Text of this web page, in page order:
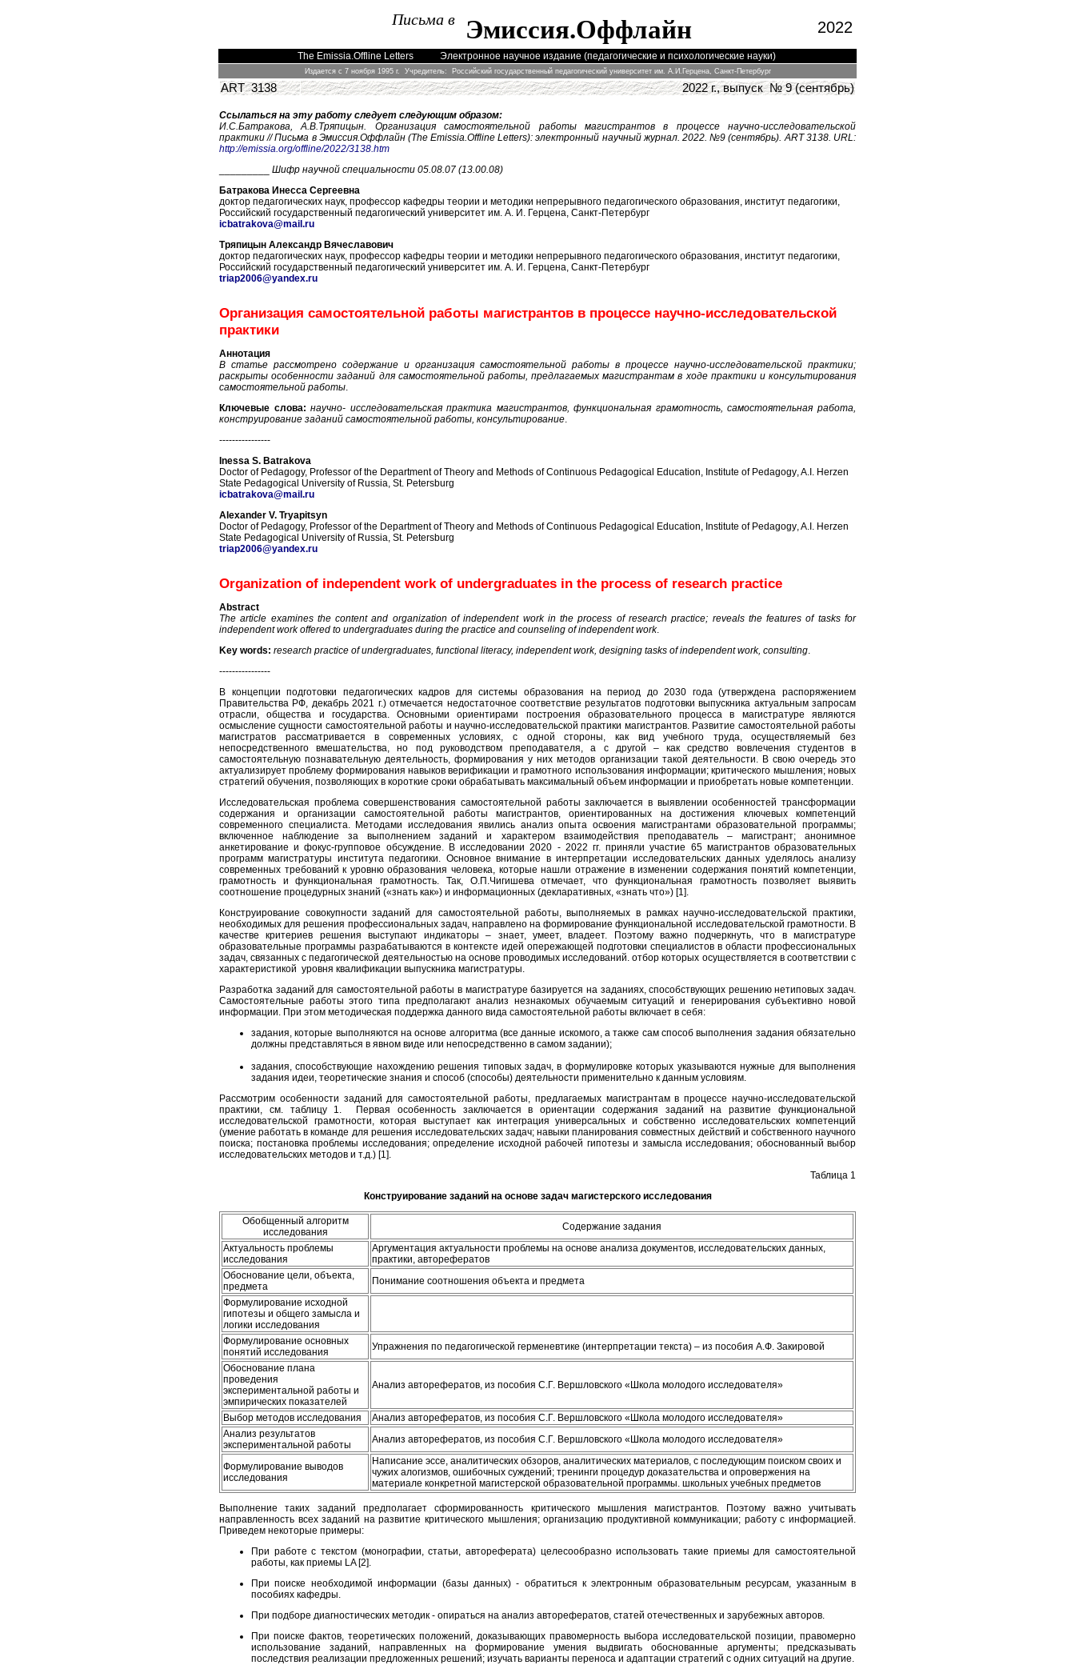
Письма в Эмиссия.Оффлайн 2022
The Emissia.Offline Letters Электронное научное издание (педагогические и психологические науки)
Издается с 7 ноября 1995 г. Учредитель: Российский государственный педагогический университет им. А.И.Герцена, Санкт-Петербург
ART 3138 2022 г., выпуск № 9 (сентябрь)
Ссылаться на эту работу следует следующим образом:
И.С.Батракова, А.В.Тряпицын. Организация самостоятельной работы магистрантов в процессе научно-исследовательской
практики // Письма в Эмиссия.Оффлайн (The Emissia.Offline Letters): электронный научный журнал. 2022. №9 (сентябрь). ART 3138. URL:
http://emissia.org/offline/2022/3138.htm
Шифр научной специальности 05.08.07 (13.00.08)
Батракова Инесса Сергеевна
доктор педагогических наук, профессор кафедры теории и методики непрерывного педагогического образования, институт педагогики,
Российский государственный педагогический университет им. А. И. Герцена, Санкт-Петербург
icbatrakova@mail.ru
Тряпицын Александр Вячеславович
доктор педагогических наук, профессор кафедры теории и методики непрерывного педагогического образования, институт педагогики,
Российский государственный педагогический университет им. А. И. Герцена, Санкт-Петербург
triap2006@yandex.ru
Организация самостоятельной работы магистрантов в процессе научно-исследовательской
практики
Аннотация
В статье рассмотрено содержание и организация самостоятельной работы в процессе научно-исследовательской практики;
раскрыты особенности заданий для самостоятельной работы, предлагаемых магистрантам в ходе практики и консультирования
самостоятельной работы.
Ключевые слова: научно- исследовательская практика магистрантов, функциональная грамотность, самостоятельная работа,
конструирование заданий самостоятельной работы, консультирование.
----------------
Inessa S. Batrakova
Doctor of Pedagogy, Professor of the Department of Theory and Methods of Continuous Pedagogical Education, Institute of Pedagogy, A.I. Herzen
State Pedagogical University of Russia, St. Petersburg
icbatrakova@mail.ru
Alexander V. Tryapitsyn
Doctor of Pedagogy, Professor of the Department of Theory and Methods of Continuous Pedagogical Education, Institute of Pedagogy, A.I. Herzen
State Pedagogical University of Russia, St. Petersburg
triap2006@yandex.ru
Organization of independent work of undergraduates in the process of research practice
Abstract
The article examines the content and organization of independent work in the process of research practice; reveals the features of tasks for
independent work offered to undergraduates during the practice and counseling of independent work.
Key words: research practice of undergraduates, functional literacy, independent work, designing tasks of independent work, consulting.
----------------
В концепции подготовки педагогических кадров для системы образования на период до 2030 года (утверждена распоряжением
Правительства РФ, декабрь 2021 г.) отмечается недостаточное соответствие результатов подготовки выпускника актуальным запросам
отрасли, общества и государства. Основными ориентирами построения образовательного процесса в магистратуре являются
осмысление сущности самостоятельной работы и научно-исследовательской практики магистрантов. Развитие самостоятельной работы
магистратов рассматривается в современных условиях, с одной стороны, как вид учебного труда, осуществляемый без
непосредственного вмешательства, но под руководством преподавателя, а с другой – как средство вовлечения студентов в
самостоятельную познавательную деятельность, формирования у них методов организации такой деятельности. В свою очередь это
актуализирует проблему формирования навыков верификации и грамотного использования информации; критического мышления; новых
стратегий обучения, позволяющих в короткие сроки обрабатывать максимальный объем информации и приобретать новые компетенции.
Исследовательская проблема совершенствования самостоятельной работы заключается в выявлении особенностей трансформации
содержания и организации самостоятельной работы магистрантов, ориентированных на достижения ключевых компетенций
современного специалиста. Методами исследования явились анализ опыта освоения магистрантами образовательной программы;
включенное наблюдение за выполнением заданий и характером взаимодействия преподаватель – магистрант; анонимное
анкетирование и фокус-групповое обсуждение. В исследовании 2020 - 2022 гг. приняли участие 65 магистрантов образовательных
программ магистратуры института педагогики. Основное внимание в интерпретации исследовательских данных уделялось анализу
современных требований к уровню образования человека, которые нашли отражение в изменении содержания понятий компетенции,
грамотность и функциональная грамотность. Так, О.П.Чигишева отмечает, что функциональная грамотность позволяет выявить
соотношение процедурных знаний («знать как») и информационных (декларативных, «знать что») [1].
Конструирование совокупности заданий для самостоятельной работы, выполняемых в рамках научно-исследовательской практики,
необходимых для решения профессиональных задач, направлено на формирование функциональной исследовательской грамотности. В
качестве критериев решения выступают индикаторы – знает, умеет, владеет. Поэтому важно подчеркнуть, что в магистратуре
образовательные программы разрабатываются в контексте идей опережающей подготовки специалистов в области профессиональных
задач, связанных с педагогической деятельностью на основе проводимых исследований. отбор которых осуществляется в соответствии с
характеристикой уровня квалификации выпускника магистратуры.
Разработка заданий для самостоятельной работы в магистратуре базируется на заданиях, способствующих решению нетиповых задач.
Самостоятельные работы этого типа предполагают анализ незнакомых обучаемым ситуаций и генерирования субъективно новой
информации. При этом методическая поддержка данного вида самостоятельной работы включает в себя:
задания, которые выполняются на основе алгоритма (все данные искомого, а также сам способ выполнения задания обязательно
должны представляться в явном виде или непосредственно в самом задании);
задания, способствующие нахождению решения типовых задач, в формулировке которых указываются нужные для выполнения
задания идеи, теоретические знания и способ (способы) деятельности применительно к данным условиям.
Рассмотрим особенности заданий для самостоятельной работы, предлагаемых магистрантам в процессе научно-исследовательской
практики, см. таблицу 1.
Первая особенность заключается в ориентации содержания заданий на развитие функциональной
исследовательской грамотности, которая выступает как интеграция универсальных и собственно исследовательских компетенций
(умение работать в команде для решения исследовательских задач; навыки планирования совместных действий и собственного научного
поиска; постановка проблемы исследования; определение исходной рабочей гипотезы и замысла исследования; обоснованный выбор
исследовательских методов и т.д.) [1].
Таблица 1
Конструирование заданий на основе задач магистерского исследования
Обобщенный алгоритм
исследования
Содержание задания
Актуальность проблемы
исследования
Аргументация актуальности проблемы на основе анализа документов, исследовательских данных,
практики, авторефератов
Обоснование цели, объекта,
предмета
Понимание соотношения объекта и предмета
Формулирование исходной
гипотезы и общего замысла и
логики исследования
Формулирование основных
понятий исследования
Упражнения по педагогической герменевтике (интерпретации текста) – из пособия А.Ф. Закировой
Обоснование плана
проведения
экспериментальной работы и
эмпирических показателей
Анализ авторефератов, из пособия С.Г. Вершловского «Школа молодого исследователя»
Выбор методов исследования Анализ авторефератов, из пособия С.Г. Вершловского «Школа молодого исследователя»
Анализ результатов
экспериментальной работы
Анализ авторефератов, из пособия С.Г. Вершловского «Школа молодого исследователя»
Формулирование выводов
исследования
Написание эссе, аналитических обзоров, аналитических материалов, с последующим поиском своих и
чужих алогизмов, ошибочных суждений; тренинги процедур доказательства и опровержения на
материале конкретной магистерской образовательной программы. школьных учебных предметов
Выполнение таких заданий предполагает сформированность критического мышления магистрантов. Поэтому важно учитывать
направленность всех заданий на развитие критического мышления; организацию продуктивной коммуникации; работу с информацией.
Приведем некоторые примеры:
При работе с текстом (монографии, статьи, автореферата) целесообразно использовать такие приемы для самостоятельной
работы, как приемы LA [2].
При поиске необходимой информации (базы данных) - обратиться к электронным образовательным ресурсам, указанным в
пособиях кафедры.
При подборе диагностических методик - опираться на анализ авторефератов, статей отечественных и зарубежных авторов.
При поиске фактов, теоретических положений, доказывающих правомерность выбора исследовательской позиции, правомерно
использование заданий, направленных на формирование умения выдвигать обоснованные аргументы; предсказывать
последствия реализации предложенных решений; изучать варианты переноса и адаптации стратегий с одних ситуаций на другие.